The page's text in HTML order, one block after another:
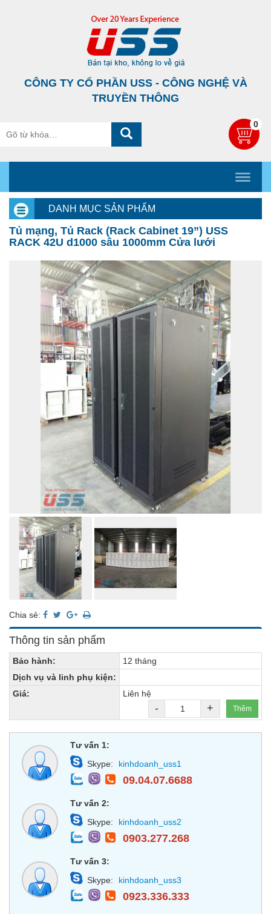
CÔNG TY CỔ PHẦN USS - CÔNG NGHỆ VÀ
TRUYỀN THÔNG
0
DANH MỤC SẢN PHẨM
Tủ mạng, Tủ Rack (Rack Cabinet 19”) USS
RACK 42U d1000 sâu 1000mm Cửa lưới
Chia sẻ:
Thông tin sản phẩm
Bảo hành:
12 tháng
Dịch vụ và linh phụ kiện:
Giá:
Liên hệ
- + Thêm
Tư vấn 1:
Skype:
kinhdoanh_uss1
09.04.07.6688
Tư vấn 2:
Skype:
kinhdoanh_uss2
0903.277.268
Tư vấn 3:
Skype:
kinhdoanh_uss3
0923.336.333